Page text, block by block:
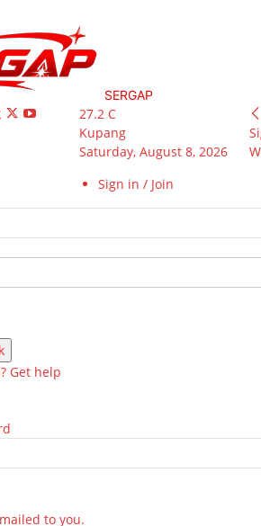
SERGAP
27.2 C
Kupang
Saturday, August 8, 2026
Sign in / Join
Get help
to you.